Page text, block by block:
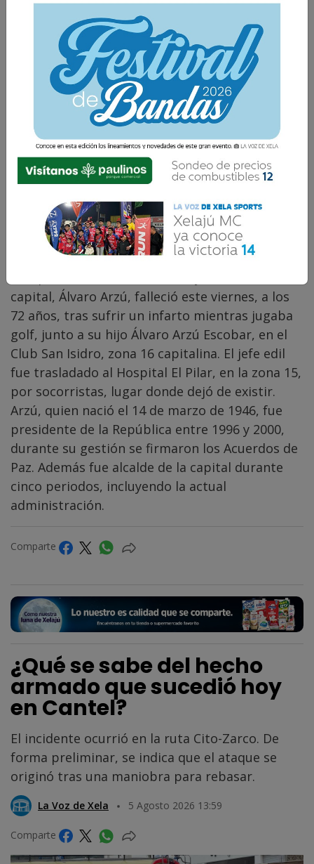
capital, Álvaro Arzú, falleció este viernes, a los
72 años, tras sufrir un infarto mientras jugaba
golf, junto a su hijo Álvaro Arzú Escobar, en el
Club San Isidro, zona 16 capitalina. El jefe edil
fue trasladado al Hospital El Pilar, en la zona 15,
por socorristas, lugar donde dejó de existir.
Arzú, quien nació el 14 de marzo de 1946, fue
presidente de la República entre 1996 y 2000,
durante su gestión se firmaron los Acuerdos de
Paz. Además fue alcalde de la capital durante
cinco periodos, incluyendo la actual
administración.
Comparte
¿Qué se sabe del hecho
armado que sucedió hoy
en Cantel?
El incidente ocurrió en la ruta Cito-Zarco. De
forma preliminar, se indica que el ataque se
originó tras una maniobra para rebasar.
La Voz de Xela 5 Agosto 2026 13:59
Comparte